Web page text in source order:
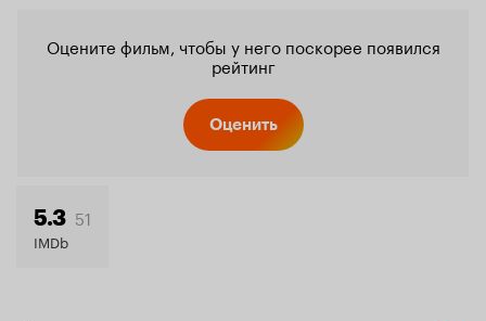
Оцените фильм, чтобы у него поскорее появился
рейтинг
Оценить
5.3 51
IMDb